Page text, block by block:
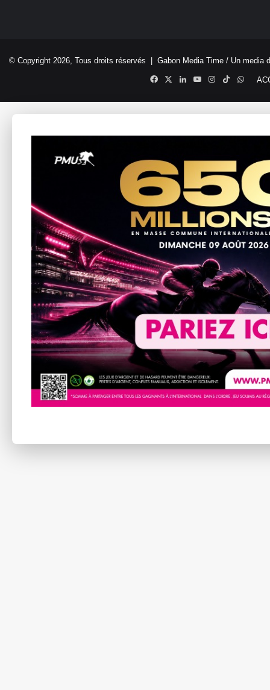
© Copyright 2026, Tous droits réservés | Gabon Media Time / Un media
Facebook
X LinkedinYouTubeInstagram
TikTok